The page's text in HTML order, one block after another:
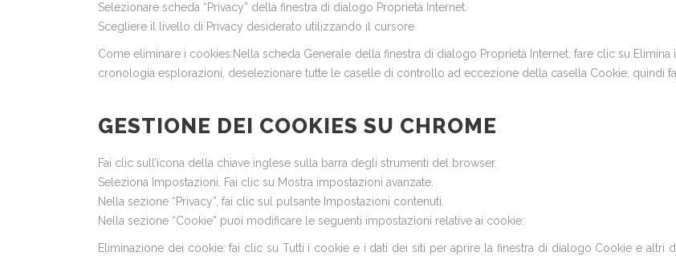
Selezionare scheda “Privacy” della finestra di dialogo Proprietà Internet.
Scegliere il livello di Privacy desiderato utilizzando il cursore
Come eliminare i cookies:Nella scheda Generale della finestra di dialogo Proprietà Internet, fare clic su
cronologia esplorazioni, deselezionare tutte le caselle di controllo ad eccezione della casella Cookie, quindi
GESTIONE DEI COOKIES SU CHROME
Fai clic sull’icona della chiave inglese sulla barra degli strumenti del browser.
Seleziona Impostazioni. Fai clic su Mostra impostazioni avanzate.
Nella sezione “Privacy”, fai clic sul pulsante Impostazioni contenuti.
Nella sezione “Cookie” puoi modificare le seguenti impostazioni relative ai cookie:
Eliminazione dei cookie: fai clic su Tutti i cookie e i dati dei siti per aprire la finestra di dialogo Cookie e altri